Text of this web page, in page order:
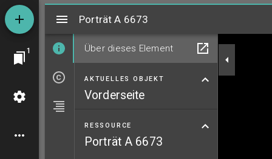
1
MiradorPorträt A 6673
Über dieses Element
AKTUELLES OBJEKT
Vorderseite
RESSOURCE
Porträt A 6673
Porträt A 6673